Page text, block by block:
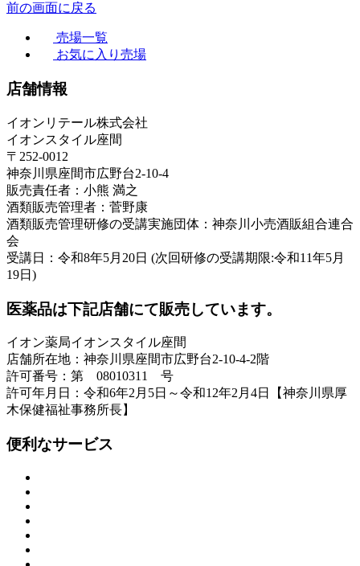
前の画面に戻る
売場一覧
お気に入り売場
店舗情報
イオンリテール株式会社
イオンスタイル座間
〒252-0012
神奈川県座間市広野台2-10-4
販売責任者：小熊 満之
酒類販売管理者：菅野康
酒類販売管理研修の受講実施団体：神奈川小売酒販組合連合
会
受講日：令和8年5月20日 (次回研修の受講期限:令和11年5月
19日)
医薬品は下記店舗にて販売しています。
イオン薬局イオンスタイル座間
店舗所在地：神奈川県座間市広野台2-10-4-2階
許可番号：第 08010311 号
許可年月日：令和6年2月5日～令和12年2月4日【神奈川県厚
木保健福祉事務所長】
便利なサービス